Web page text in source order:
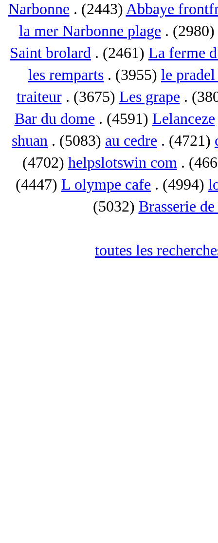
Narbonne . (2443) Abbaye
la mer Narbonne plage . (2980)
Saint brolard . (2461) La ferme
les remparts . (3955) le
traiteur. (3675) Les grape .
Bar du dome . (4591) Lelanceze
shuan . (5083) au cedre . (4721)
(4702) helpslotswin com .
(4447) L olympe cafe . (4994)
(5032) Brasserie
toutes les